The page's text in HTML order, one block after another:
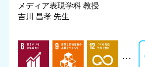
メディア表現学科 教授
吉川 昌孝 先生
…